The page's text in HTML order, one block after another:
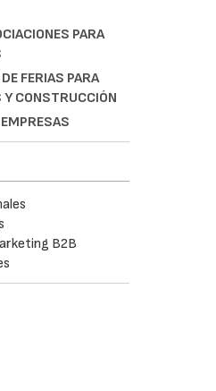
PARA
FERIAS PARA
CONSTRUCCIÓN
B2B